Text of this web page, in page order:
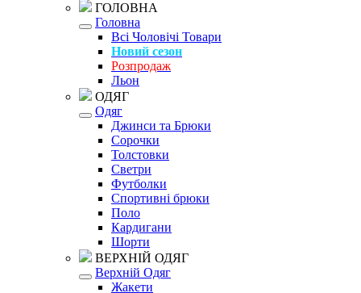
ГОЛОВНА
Головна
Всі Чоловічі Товари
Новий сезон
Розпродаж
Льон
ОДЯГ
Одяг
Джинси та Брюки
Сорочки
Толстовки
Светри
Футболки
Спортивні брюки
Поло
Кардигани
Шорти
ВЕРХНІЙ ОДЯГ
Верхній Одяг
Жакети